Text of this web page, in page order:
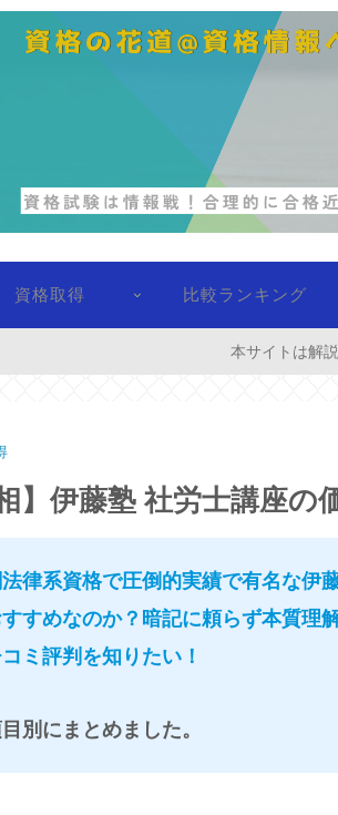
資格取得 比較ランキング
本サイトは解
】伊藤塾 社労士講座の
律系資格で圧倒的実績で有名な伊
すめなのか？暗記に頼らず本質理
ミ評判を知りたい！
別にまとめました。